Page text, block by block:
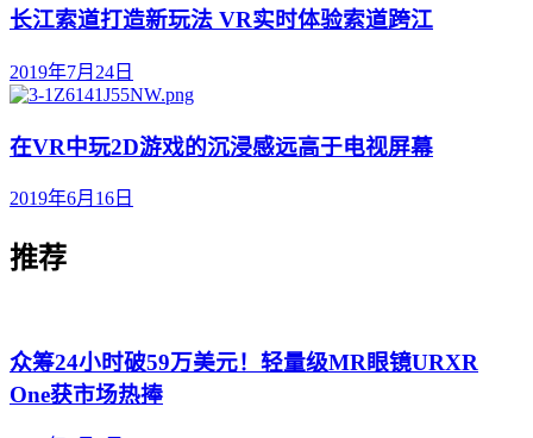
长江索道打造新玩法 VR实时体验索道跨江
2019年7月24日
在VR中玩2D游戏的沉浸感远高于电视屏幕
2019年6月16日
推荐
众筹24小时破59万美元！轻量级MR眼镜URXR
One获市场热捧